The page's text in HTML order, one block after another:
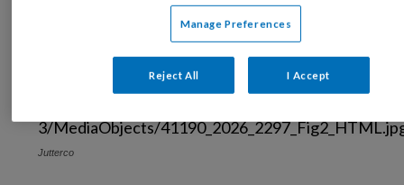
Jutterco
Manage Preferences
Reject All I Accept